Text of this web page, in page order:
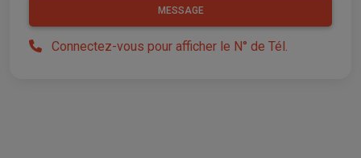
MESSAGE
Connectez-vous pour afficher le N° de Tél.